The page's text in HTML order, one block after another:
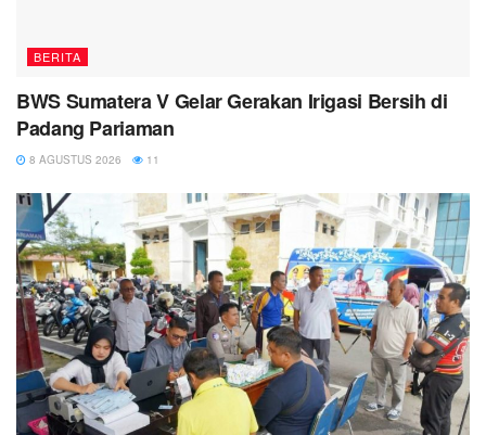
BERITA
BWS Sumatera V Gelar Gerakan Irigasi Bersih di
Padang Pariaman
8 AGUSTUS 2026 11